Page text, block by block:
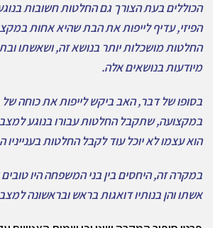
הכוללים בעת הצורך גם החלטות חשובות
הפיזי, עדיף לייפות את הבת שהיא אחות
החלטות מושכלות יותר בנושא זה, ושאשתו
מיודעות בנושאים אלה.
בסופו של דבר, האב ביקש לייפות את כוחה
במקצועה, שתקבל החלטות עבורו בנוגע
הוא עצמו לא יוכל עוד לקבל החלטות בענייניו
במקרה זה, היחסים בין בני המשפחה היו טובים
אשתו והן בנותיו דואגות בראש ובראשונה